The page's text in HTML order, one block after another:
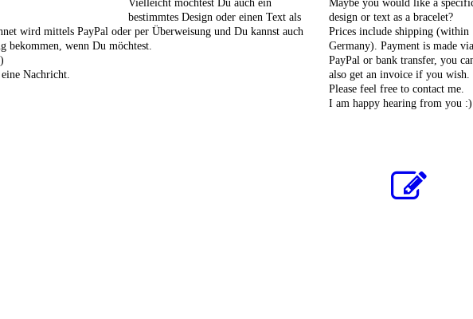
Vielleicht möchtest Du auch ein
bestimmtes Design oder einen Text als
wird mittels PayPal oder per Überweisung und Du kannst auch
bekommen, wenn Du möchtest.
Nachricht.
Maybe you would like a
design or text as a bracelet?
Prices include shipping (within
Germany). Payment is made via
PayPal or bank transfer, you
also get an invoice if you wish.
Please feel free to contact me.
I am happy hearing from you :)